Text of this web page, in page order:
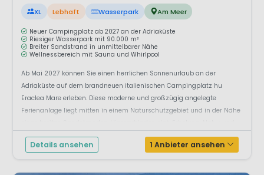
XL Lebhaft Wasserpark Am Meer
Neuer Campingplatz ab 2027 an der Adriaküste
Riesiger Wasserpark mit 90.000 m²
Breiter Sandstrand in unmittelbarer Nähe
Wellnessbereich mit Sauna und Whirlpool
Ab Mai 2027 können Sie einen herrlichen Sonnenurlaub an der
Adriaküste auf dem brandneuen italienischen Campingplatz hu
Eraclea Mare erleben. Diese moderne und großzügig angelegte
Ferienanlage liegt mitten in einem Naturschutzgebiet und in der Nähe
jede Me...
Details ansehen 1 Anbieter ansehen